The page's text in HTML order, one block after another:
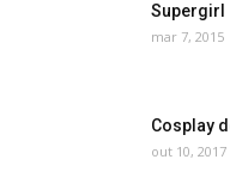
Supergirl
mar 7, 2015
Cosplay
out 10, 2017